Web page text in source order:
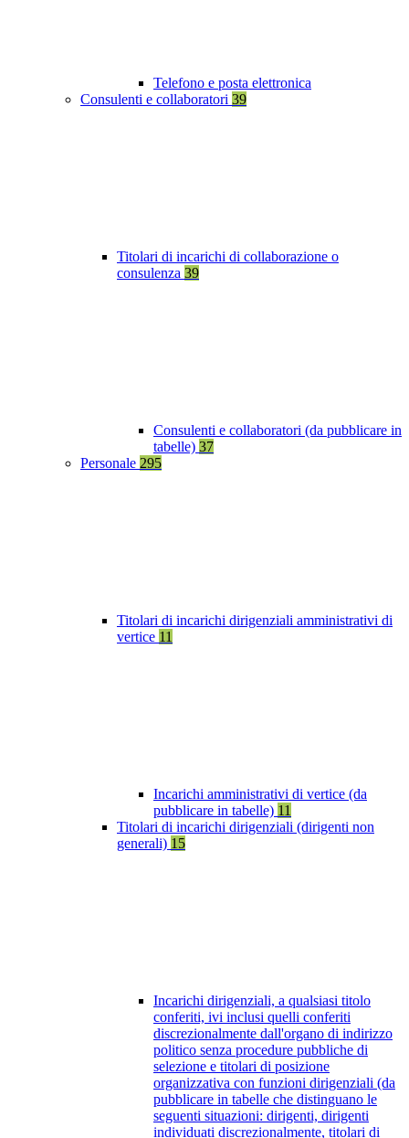
Telefono e posta elettronica
Consulenti e collaboratori 39
Titolari di incarichi di collaborazione o
consulenza 39
Consulenti e collaboratori (da pubblicare in
tabelle) 37
Personale 295
Titolari di incarichi dirigenziali amministrativi di
vertice 11
Incarichi amministrativi di vertice (da
pubblicare in tabelle) 11
Titolari di incarichi dirigenziali (dirigenti non
generali) 15
Incarichi dirigenziali, a qualsiasi titolo
conferiti, ivi inclusi quelli conferiti
discrezionalmente dall'organo di indirizzo
politico senza procedure pubbliche di
selezione e titolari di posizione
organizzativa con funzioni dirigenziali (da
pubblicare in tabelle che distinguano le
seguenti situazioni: dirigenti, dirigenti
individuati discrezionalmente, titolari di